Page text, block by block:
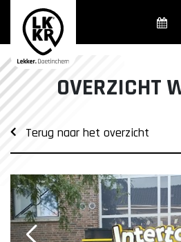
Overzicht winkels
Overzicht Cultuur
OVERZICHT
Terug naar het overzicht